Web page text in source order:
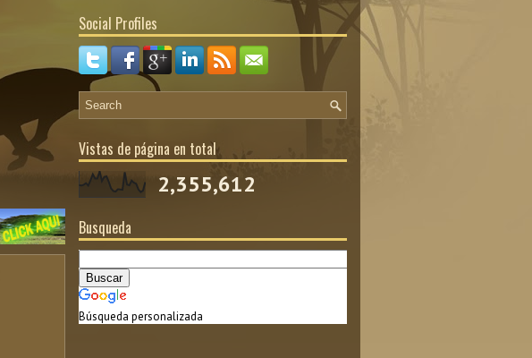
Social Profiles
Vistas de página en total
2,355,612
Busqueda
Búsqueda personalizada